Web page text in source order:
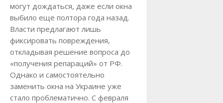
могут дождаться, даже если окна
выбило еще полтора года назад.
Власти предлагают лишь
фиксировать повреждения,
откладывая решение вопроса до
«получения репараций» от РФ.
Однако и самостоятельно
заменить окна на Украине уже
стало проблематично. С февраля